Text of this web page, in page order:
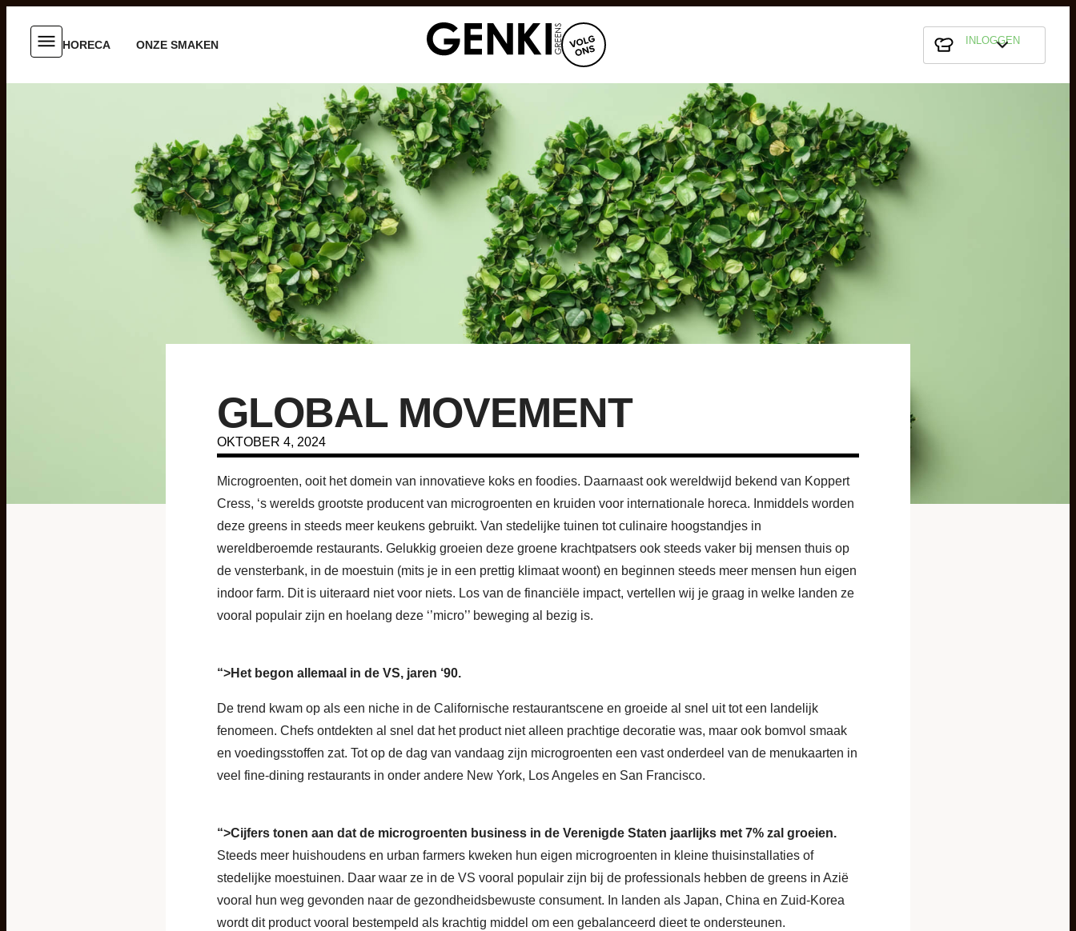
HORECA ONZE SMAKEN INLOGGEN
GLOBAL MOVEMENT
OKTOBER 4, 2024
Microgroenten, ooit het domein van innovatieve koks en foodies. Daarnaast ook wereldwijd bekend van Koppert
Cress, ‘s werelds grootste producent van microgroenten en kruiden voor internationale horeca. Inmiddels worden
deze greens in steeds meer keukens gebruikt. Van stedelijke tuinen tot culinaire hoogstandjes in
wereldberoemde restaurants. Gelukkig groeien deze groene krachtpatsers ook steeds vaker bij mensen thuis op
de vensterbank, in de moestuin (mits je in een prettig klimaat woont) en beginnen steeds meer mensen hun eigen
indoor farm. Dit is uiteraard niet voor niets. Los van de financiële impact, vertellen wij je graag in welke landen ze
vooral populair zijn en hoelang deze ‘’micro’’ beweging al bezig is.
“>Het begon allemaal in de VS, jaren ‘90.
De trend kwam op als een niche in de Californische restaurantscene en groeide al snel uit tot een landelijk
fenomeen. Chefs ontdekten al snel dat het product niet alleen prachtige decoratie was, maar ook bomvol smaak
en voedingsstoffen zat. Tot op de dag van vandaag zijn microgroenten een vast onderdeel van de menukaarten in
veel fine-dining restaurants in onder andere New York, Los Angeles en San Francisco.
“>Cijfers tonen aan dat de microgroenten business in de Verenigde Staten jaarlijks met 7% zal groeien.
Steeds meer huishoudens en urban farmers kweken hun eigen microgroenten in kleine thuisinstallaties of
stedelijke moestuinen. Daar waar ze in de VS vooral populair zijn bij de professionals hebben de greens in Azië
vooral hun weg gevonden naar de gezondheidsbewuste consument. In landen als Japan, China en Zuid-Korea
wordt dit product vooral bestempeld als krachtig middel om een gebalanceerd dieet te ondersteunen.